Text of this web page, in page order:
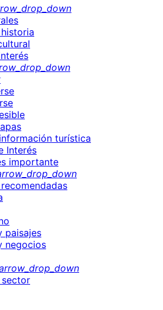
turística
Interés
importante
paisajes
negocios